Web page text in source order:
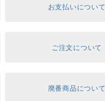
お支払いについて
ご注文について
廃番商品について